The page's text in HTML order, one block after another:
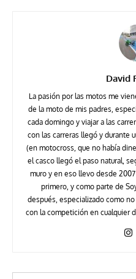
David
La pasión por las motos me
de la moto de mis padres,
cada domingo y viajar a las
con las carreras llegó y durante
(en motocross, que no había
el casco llegó el paso natural,
muro y en eso llevo desde
primero, y como parte de
después, especializado como
con la competición en cualquier